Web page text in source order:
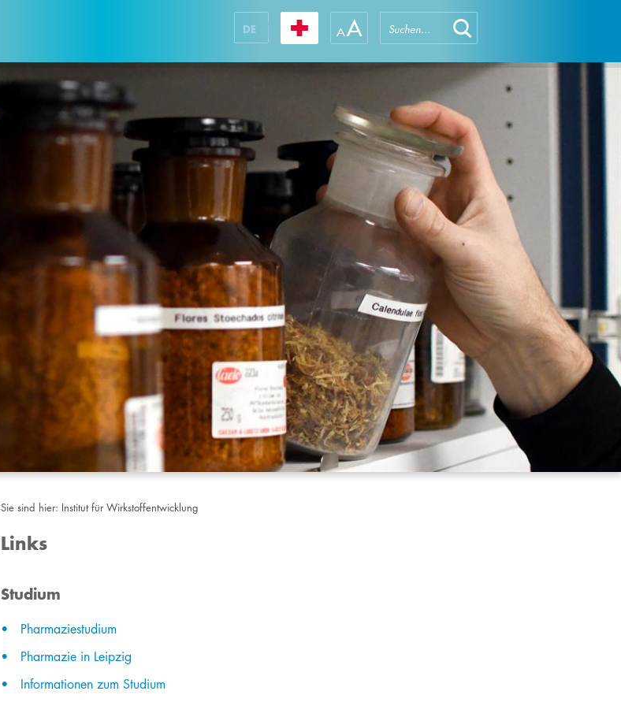
DE
Sie sind hier: Institut für Wirkstoffentwicklung
Links
​​​​​Studium
Pharmaziestudium​
Pharmazie in Leipzig
Informationen zum Studium